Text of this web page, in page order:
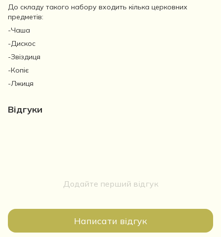
До складу такого набору входить кілька церковних
предметів:
-Чаша
-Дискос
-Звіздиця
-Копіє
-Лжиця
Відгуки
Додайте перший відгук
Написати відгук